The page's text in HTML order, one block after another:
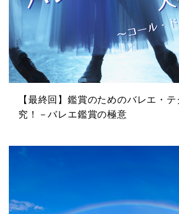
【最終回】鑑賞のためのバレエ・
究！－バレエ鑑賞の極意